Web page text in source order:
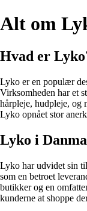
Alt om
Hvad er
Lyko er en populær
Virksomheden har et
hårpleje, hudpleje, og
Lyko opnået stor
Lyko i
Lyko har udvidet sin
som en betroet
butikker og en
kunderne at shoppe